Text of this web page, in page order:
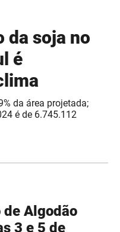
da soja no
é
da área projetada;
é de 6.745.112
Algodão
3 e 5 de